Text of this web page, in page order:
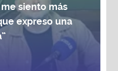
me siento más
expreso una